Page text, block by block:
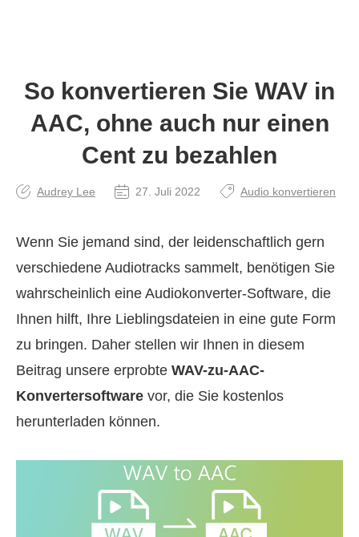
So konvertieren Sie WAV in
AAC, ohne auch nur einen
Cent zu bezahlen
Audrey Lee 27. Juli 2022 Audio konvertieren
Wenn Sie jemand sind, der leidenschaftlich gern
verschiedene Audiotracks sammelt, benötigen Sie
wahrscheinlich eine Audiokonverter‑Software, die
Ihnen hilft, Ihre Lieblingsdateien in eine gute Form
zu bringen. Daher stellen wir Ihnen in diesem
Beitrag unsere erprobte WAV-zu-AAC-
Konvertersoftware vor, die Sie kostenlos
herunterladen können.